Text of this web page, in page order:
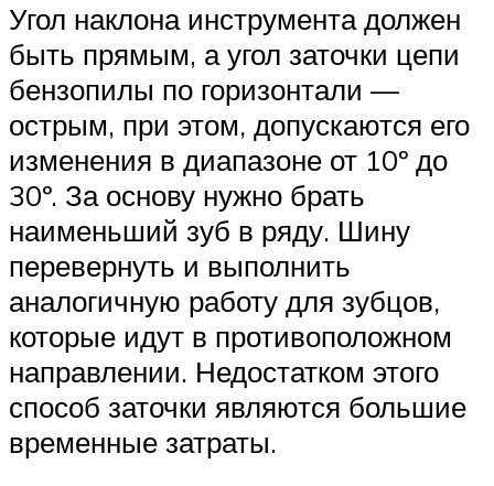
Угол наклона инструмента должен
быть прямым, а угол заточки цепи
бензопилы по горизонтали —
острым, при этом, допускаются его
изменения в диапазоне от 10º до
30º. За основу нужно брать
наименьший зуб в ряду. Шину
перевернуть и выполнить
аналогичную работу для зубцов,
которые идут в противоположном
направлении. Недостатком этого
способ заточки являются большие
временные затраты.